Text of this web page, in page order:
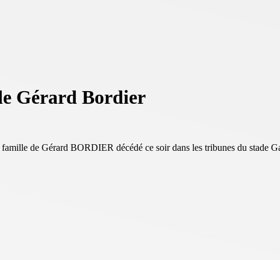
Gérard Bordier
de Gérard BORDIER décédé ce soir dans les tribunes du stade